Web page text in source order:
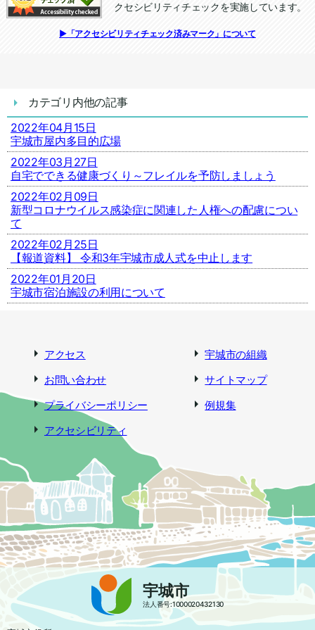
追加情報：アクセシビリティチェック
クセシビリティチェックを実施しています。
▶「アクセシビリティチェック済みマーク」について
カテゴリ内他の記事
2022年04月15日
宇城市屋内多目的広場
2022年03月27日
自宅でできる健康づくり～フレイルを予防しましょう
2022年02月09日
新型コロナウイルス感染症に関連した人権への配慮につい
て
2022年02月25日
【報道資料】 令和3年宇城市成人式を中止します
2022年01月20日
宇城市宿泊施設の利用について
アクセス
宇城市の組織
お問い合わせ
サイトマップ
プライバシーポリシー
例規集
アクセシビリティ
宇城市
法人番号:1000020432130